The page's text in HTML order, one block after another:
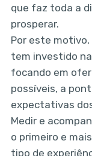
que faz toda a
prosperar.
Por este
tem investido
focando em
possíveis, a
expectativas
Medir e
o primeiro e
tipo de